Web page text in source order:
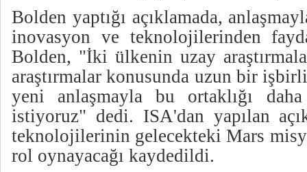
Bolden yaptığı açıklamada,
inovasyon ve teknolojilerinden
Bolden, "İki ülkenin uzay
araştırmalar konusunda uzun bir
yeni anlaşmayla bu ortaklığı
istiyoruz" dedi. ISA'dan yapılan
teknolojilerinin gelecekteki Mars
rol oynayacağı kaydedildi.